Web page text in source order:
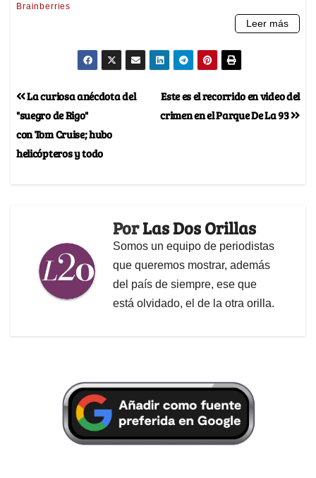
Este es el recorrido en video del
crimen en el Parque De La 93
La curiosa anécdota del
"suegro de Rigo"
con Tom Cruise; hubo
helicópteros y todo
PorLas Dos Orillas
Somos un equipo de periodistas
que queremos mostrar, además
del país de siempre, ese que
está olvidado, el de la otra orilla.